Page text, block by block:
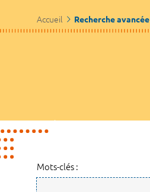
Accueil Recherche avancée
Mots-clés :